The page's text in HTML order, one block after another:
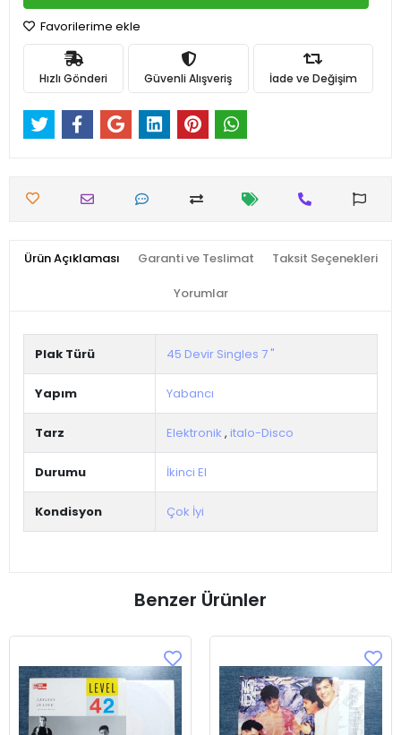
Favorilerime ekle
Hızlı Gönderi Güvenli Alışveriş İade ve Değişim
Ürün Açıklaması Garanti ve Teslimat Taksit Seçenekleri
Yorumlar
Plak Türü 45 Devir Singles 7 "
Yapım Yabancı
Tarz Elektronik , italo-Disco
Durumu İkinci El
Kondisyon Çok İyi
Benzer Ürünler